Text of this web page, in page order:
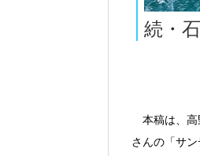
続・
本稿は、高
さんの「サ